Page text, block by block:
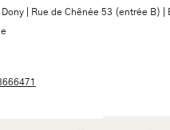
| Rue de Chênée 53 (entrée B) |